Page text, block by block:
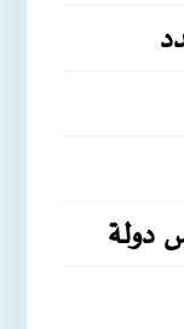
دولة